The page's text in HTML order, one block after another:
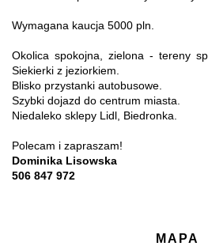
Wymagana kaucja 5000 pln.
Okolica spokojna, zielona - tereny
Siekierki z jeziorkiem.
Blisko przystanki autobusowe.
Szybki dojazd do centrum miasta.
Niedaleko sklepy Lidl, Biedronka.
Polecam i zapraszam!
Dominika Lisowska
506 847 972
MAPA